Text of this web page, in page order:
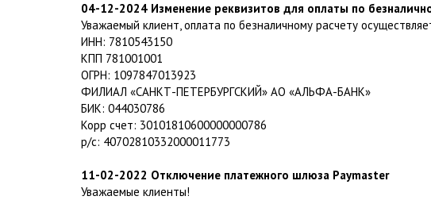
04-12-2024 Изменение реквизитов для оплаты по
Уважаемый клиент, оплата по безналичному расчету
ИНН: 7810543150
КПП 781001001
ОГРН: 1097847013923
ФИЛИАЛ «САНКТ-ПЕТЕРБУРГСКИЙ» АО «АЛЬФА-БАНК»
БИК: 044030786
Корр счет: 30101810600000000786
р/с: 40702810332000011773
11-02-2022 Отключение платежного шлюза Paymaster
Уважаемые клиенты!